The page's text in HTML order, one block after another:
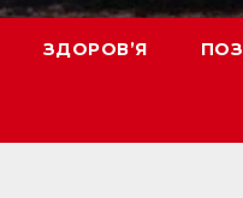
ЗДОРОВ’Я